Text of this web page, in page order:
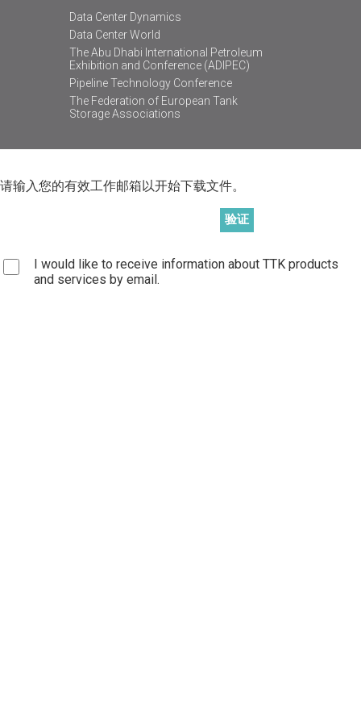
Data Center Dynamics
Data Center World
The Abu Dhabi International Petroleum
Exhibition and Conference (ADIPEC)
Pipeline Technology Conference
The Federation of European Tank
Storage Associations
请输入您的有效工作邮箱以开始下载文件。
I would like to receive information about TTK products
and services by email.